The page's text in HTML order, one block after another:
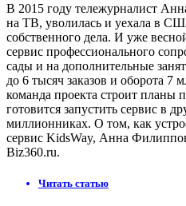
В 2015 году тележурналист
на ТВ, уволилась и уехала в
собственного дела. И уже
сервис профессионального
сады и на дополнительные
до 6 тысяч заказов и оборота 7
команда проекта строит
готовится запустить сервис в
миллионниках. О том, как
сервис KidsWay, Анна
Biz360.ru.
Читать статью